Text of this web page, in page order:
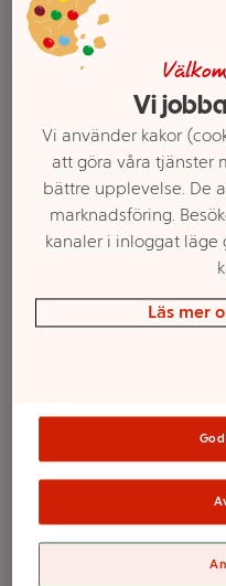
Filter
300g Bregott®
Vi
Vi använder kakor
att göra våra tjänster
bättre upplevelse. De
marknadsföring.
kanaler i inloggat
Läs mer